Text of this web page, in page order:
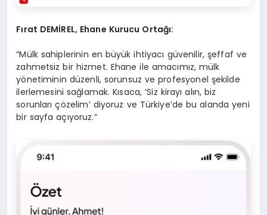
Fırat DEMİREL, Ehane Kurucu Ortağı:
“Mülk sahiplerinin en büyük ihtiyacı güvenilir, şeffaf ve
zahmetsiz bir hizmet. Ehane ile amacımız, mülk
yönetiminin düzenli, sorunsuz ve profesyonel şekilde
ilerlemesini sağlamak. Kısaca, ‘Siz kirayı alın, biz
sorunları çözelim’ diyoruz ve Türkiye’de bu alanda yeni
bir sayfa açıyoruz.”